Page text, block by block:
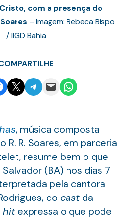
com a presença do
– Imagem: Rebeca Bispo
/ IIGD Bahia
on Facebook
Email this PageShare on Telegram
Email this PageShare on WhatsApp
, música composta
R. R. Soares, em parceria
resume bem o que
(BA) nos dias 7
pela cantora
do castda
hitexpressa o que pode